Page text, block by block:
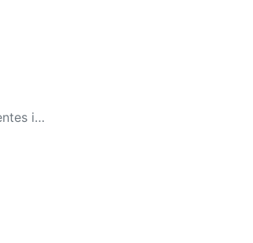
SESI-SP lança campanha para incentivar clientes inativos a retomarem a prática de atividades físicas, esporte e lazer com benefícios exclusivos